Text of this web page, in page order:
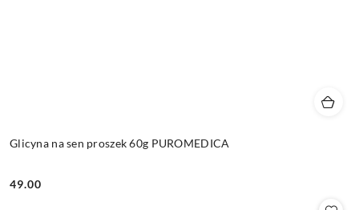
Glicyna na sen proszek 60g PUROMEDICA
Cena:
49.00